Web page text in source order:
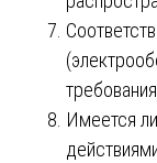
Имеется